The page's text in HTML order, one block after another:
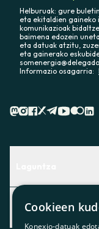
Helburuak: gure
eta ekitaldien
komunikazioak
baimena edozein
eta datuak atzitu,
eta gainerako
Informazio osagarria:
Centro de Ayuda
Aurkitu zerbitzurik
Albisteak
Cookieen
Konexio-datuak